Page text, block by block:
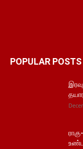
POPULAR POSTS